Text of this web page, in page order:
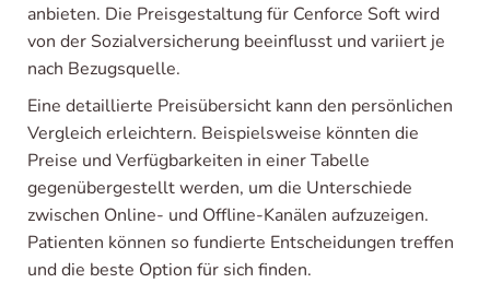
anbieten. Die Preisgestaltung für Cenforce Soft wird
von der Sozialversicherung beeinflusst und variiert je
nach Bezugsquelle.
Eine detaillierte Preisübersicht kann den persönlichen
Vergleich erleichtern. Beispielsweise könnten die
Preise und Verfügbarkeiten in einer Tabelle
gegenübergestellt werden, um die Unterschiede
zwischen Online- und Offline-Kanälen aufzuzeigen.
Patienten können so fundierte Entscheidungen treffen
und die beste Option für sich finden.